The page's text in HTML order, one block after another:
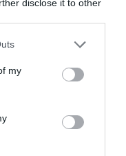
disclose it to other
my